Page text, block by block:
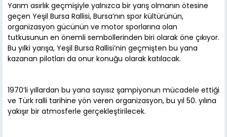
Yarım asırlık geçmişiyle yalnızca bir yarış olmanın ötesine
geçen Yeşil Bursa Rallisi, Bursa’nın spor kültürünün,
organizasyon gücünün ve motor sporlarına olan
tutkusunun en önemli sembollerinden biri olarak öne çıkıyor.
Bu yılki yarışa, Yeşil Bursa Rallisi’nin geçmişten bu yana
kazanan pilotları da onur konuğu olarak katılacak.
1970’li yıllardan bu yana sayısız şampiyonun mücadele ettiği
ve Türk ralli tarihine yön veren organizasyon, bu yıl 50. yılına
yakışır bir atmosferle gerçekleştirilecek.